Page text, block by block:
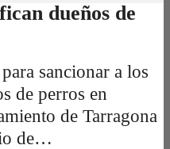
dueños de
sancionar a los
de perros en
de Tarragona
de…